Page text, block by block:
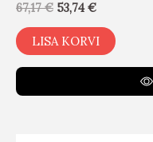
67,17€ 53,74€
LISA KORVI